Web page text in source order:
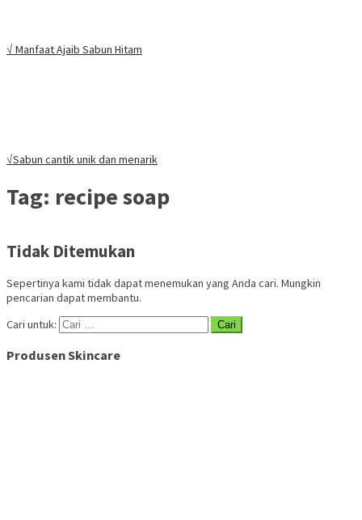
√ Manfaat Ajaib Sabun Hitam
√Sabun cantik unik dan menarik
Tag: recipe soap
Tidak Ditemukan
Sepertinya kami tidak dapat menemukan yang Anda cari. Mungkin
pencarian dapat membantu.
Cari untuk:
Produsen Skincare